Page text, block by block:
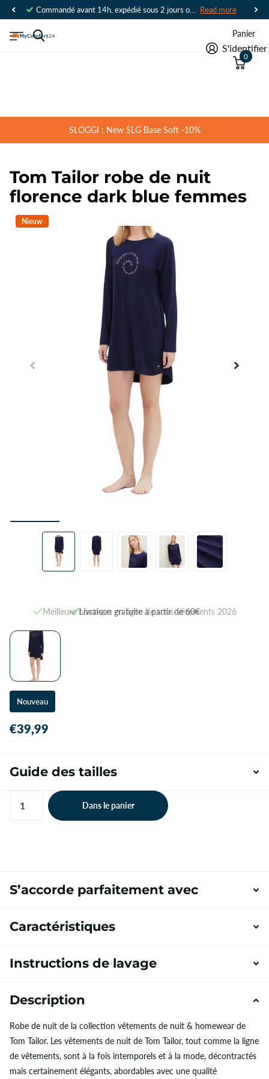
Read more
S'identifier
Panier
0
SLOGGI : New SLG Base Soft -10%
Tom Tailor robe de nuit
florence dark blue femmes
Nieuw
Livraison gratuite à partir de 60€
Meilleure boutique en ligne de sous-vêtements 2026
Nouveau
€39,99
Guide des tailles
Dans le panier
S’accorde parfaitement avec
Caractéristiques
Instructions de lavage
Description
Robe de nuit de la collection vêtements de nuit & homewear de
Tom Tailor. Les vêtements de nuit de Tom Tailor, tout comme la ligne
de vêtements, sont à la fois intemporels et à la mode, décontractés
mais certainement élégants, abordables avec une qualité